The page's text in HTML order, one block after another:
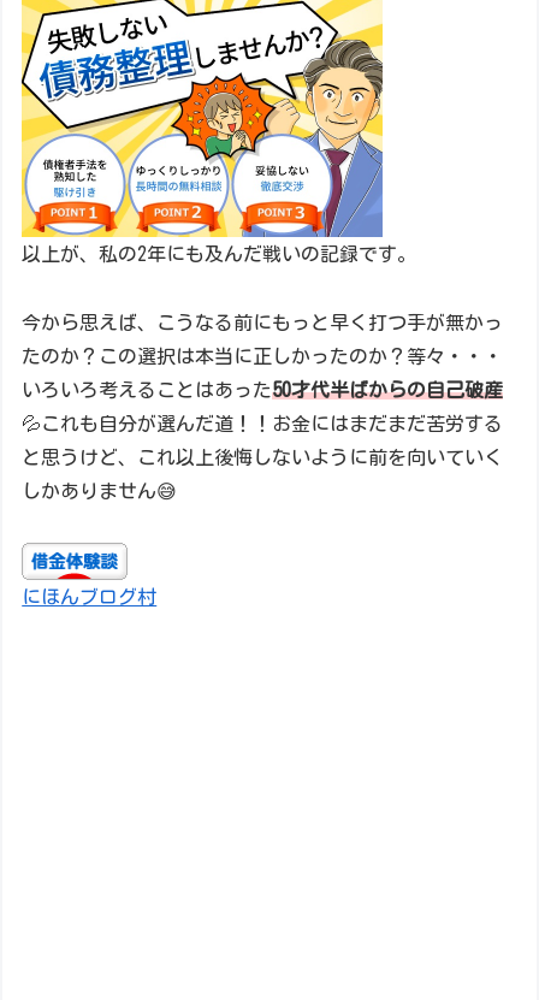
以上が、私の2年にも及んだ戦いの記録です。
今から思えば、こうなる前にもっと早く打つ手が無かっ
たのか？この選択は本当に正しかったのか？等々・・・
いろいろ考えることはあった50才代半ばからの自己破産
💦これも自分が選んだ道！！お金にはまだまだ苦労する
と思うけど、これ以上後悔しないように前を向いていく
しかありません😅
にほんブログ村